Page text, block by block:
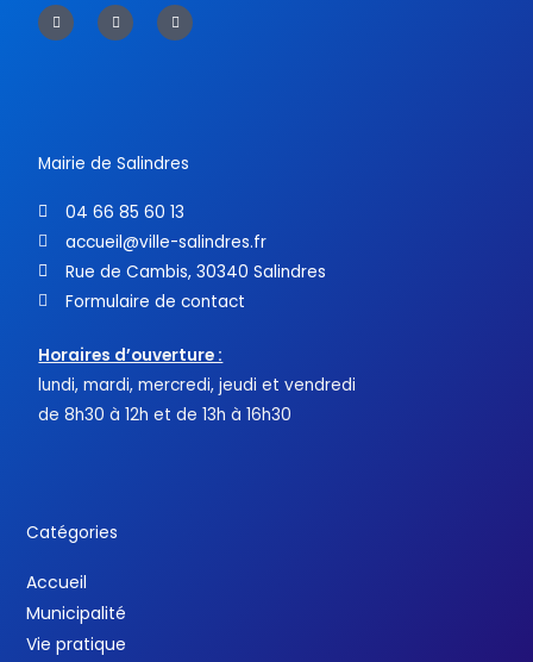
a
c
e
w
i
t
o
u
t
Mairie de Salindres
04 66 85 60 13
accueil@ville-salindres.fr
Rue de Cambis, 30340 Salindres
Formulaire de contact
Horaires d’ouverture :
lundi, mardi, mercredi, jeudi et vendredi
de 8h30 à 12h et de 13h à 16h30
Catégories
Accueil
Municipalité
Vie pratique